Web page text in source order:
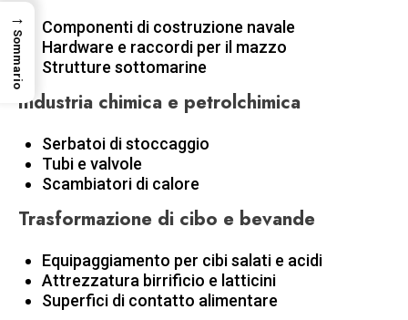
Componenti di costruzione navale
Hardware e raccordi per il mazzo
Strutture sottomarine
Industria chimica e petrolchimica
Serbatoi di stoccaggio
Tubi e valvole
Scambiatori di calore
Trasformazione di cibo e bevande
Equipaggiamento per cibi salati e acidi
Attrezzatura birrificio e latticini
Superfici di contatto alimentare
→
Sommario